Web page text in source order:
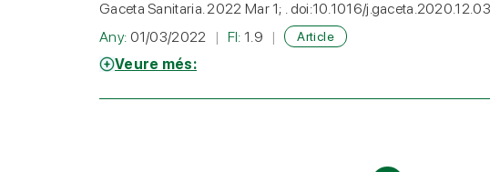
Gaceta Sanitaria. 2022 Mar 1; . doi:10.1016/
Any: 01/03/2022 FI:1.9 Article
Veure més: